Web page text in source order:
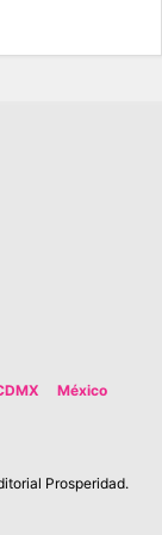
México
Prosperidad.